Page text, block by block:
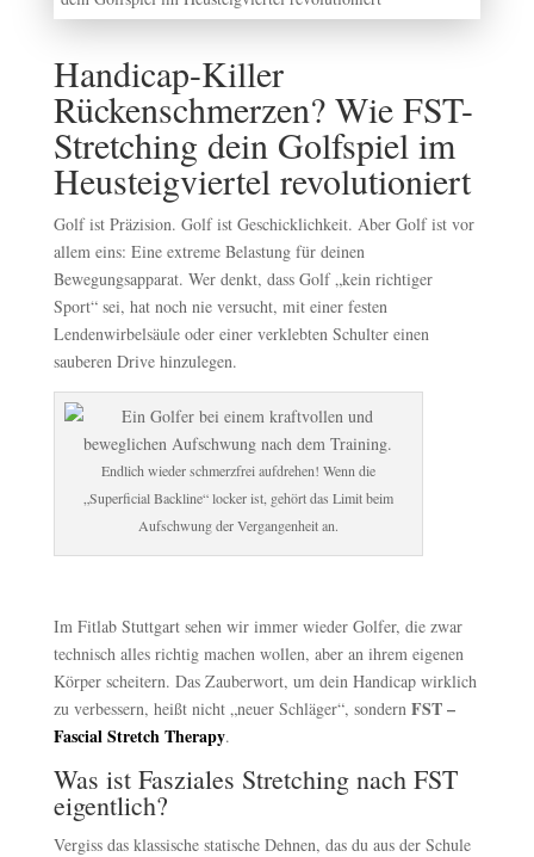
Handicap-Killer
Rückenschmerzen? Wie FST-
Stretching dein Golfspiel im
Heusteigviertel revolutioniert
Golf ist Präzision. Golf ist Geschicklichkeit. Aber Golf ist vor
allem eins: Eine extreme Belastung für deinen
Bewegungsapparat. Wer denkt, dass Golf „kein richtiger
Sport“ sei, hat noch nie versucht, mit einer festen
Lendenwirbelsäule oder einer verklebten Schulter einen
sauberen Drive hinzulegen.
Endlich wieder schmerzfrei aufdrehen! Wenn die
„Superficial Backline“ locker ist, gehört das Limit beim
Aufschwung der Vergangenheit an.
Im Fitlab Stuttgart sehen wir immer wieder Golfer, die zwar
technisch alles richtig machen wollen, aber an ihrem eigenen
Körper scheitern. Das Zauberwort, um dein Handicap wirklich
zu verbessern, heißt nicht „neuer Schläger“, sondern FST –
Fascial Stretch Therapy.
Was ist Fasziales Stretching nach FST
eigentlich?
Vergiss das klassische statische Dehnen, das du aus der Schule